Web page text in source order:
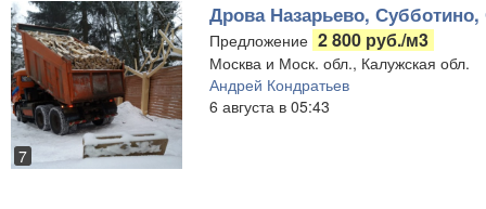
7
Дрова Назарьево,
Предложение 2 800 руб./м3
Москва и Моск. обл., Калужская обл.
Андрей Кондратьев
6 августа в 05:43